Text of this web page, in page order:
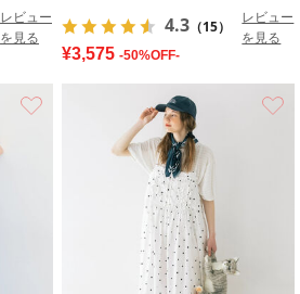
レビュー
を見る
4.3 （15）
レビュー
を見る
¥3,575 -50%OFF-